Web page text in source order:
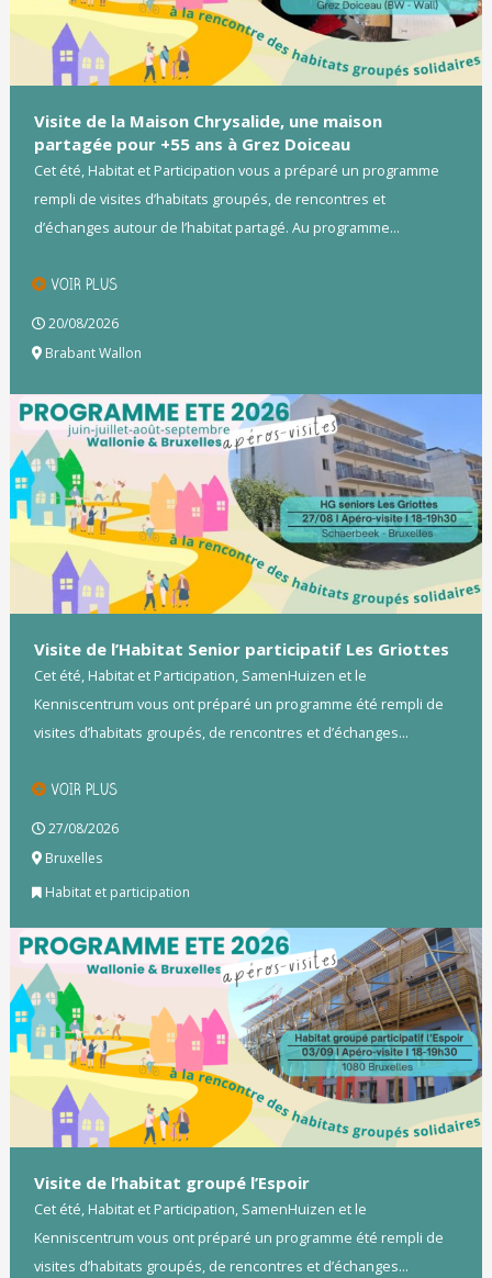
Visite de la Maison Chrysalide, une maison
partagée pour +55 ans à Grez Doiceau
Cet été, Habitat et Participation vous a préparé un programme
rempli de visites d’habitats groupés, de rencontres et
d’échanges autour de l’habitat partagé. Au programme...
VOIR PLUS
20/08/2026
Brabant Wallon
Visite de l’Habitat Senior participatif Les Griottes
Cet été, Habitat et Participation, SamenHuizen et le
Kenniscentrum vous ont préparé un programme été rempli de
visites d’habitats groupés, de rencontres et d’échanges...
VOIR PLUS
27/08/2026
Bruxelles
Habitat et participation
Visite de l’habitat groupé l’Espoir
Cet été, Habitat et Participation, SamenHuizen et le
Kenniscentrum vous ont préparé un programme été rempli de
visites d’habitats groupés, de rencontres et d’échanges...